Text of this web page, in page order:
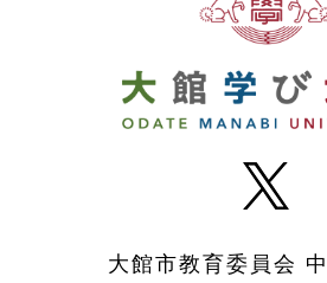
大館市教育委員会